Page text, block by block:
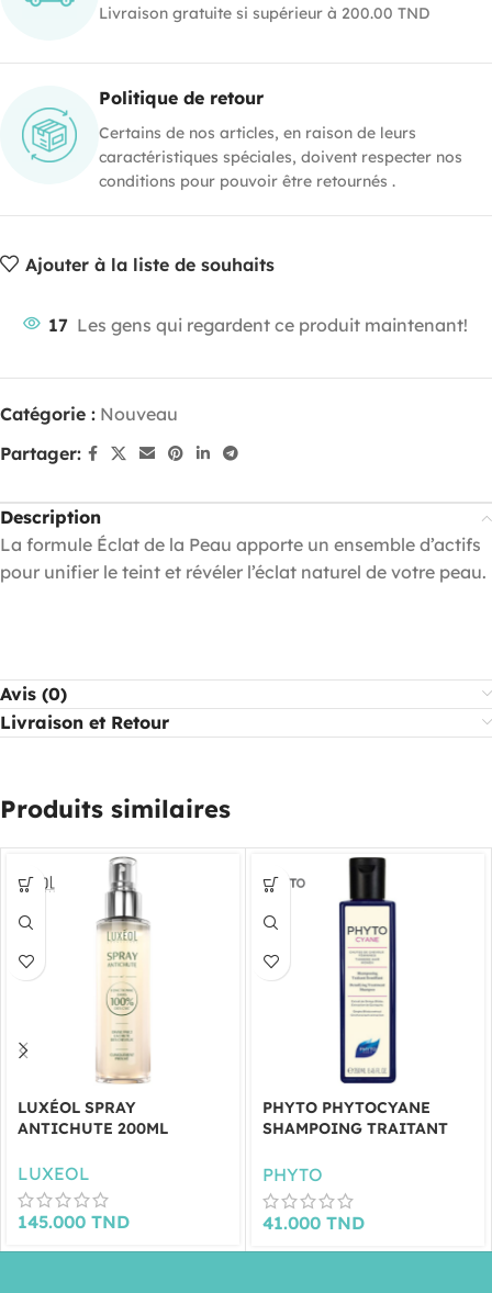
Livraison gratuite si supérieur à 200.00 TND
Politique de retour
Certains de nos articles, en raison de leurs
caractéristiques spéciales, doivent respecter nos
conditions pour pouvoir être retournés .
Ajouter à la liste de souhaits
17 Les gens qui regardent ce produit maintenant!
Catégorie : Nouveau
Partager:
Description
La formule Éclat de la Peau apporte un ensemble d’actifs
pour unifier le teint et révéler l’éclat naturel de votre peau.
Avis (0)
Livraison et Retour
Produits similaires
LUXÉOL SPRAY
ANTICHUTE 200ML
LUXEOL
145.000 TND
PHYTO PHYTOCYANE
SHAMPOING TRAITANT
PHYTO
41.000 TND